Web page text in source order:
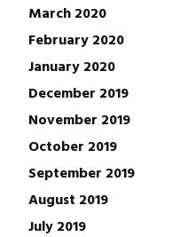
March 2020
February 2020
January 2020
December 2019
November 2019
October 2019
September 2019
August 2019
July 2019